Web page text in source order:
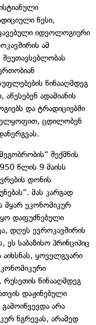
წესი,
იდეოლოგიური
ამ
წინააღმდეგ
ადამიანის
და ტრადიციებში
ცდილობენ
შექმნის
წლის 9 მაისს
დონის
მას კარგად
მყარ ეკონომიკურ
დაფუძნებული
დღეს ევროკავშირის
საბაზისო პრინციპიც
ყოველგვარი
რუსეთის წინააღმდეგ
დაჟინებული
არა
ნგრევას, არამედ